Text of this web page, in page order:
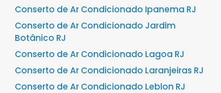
Conserto de Ar Condicionado Ipanema RJ
Conserto de Ar Condicionado Jardim
Botânico RJ
Conserto de Ar Condicionado Lagoa RJ
Conserto de Ar Condicionado Laranjeiras RJ
Conserto de Ar Condicionado Leblon RJ